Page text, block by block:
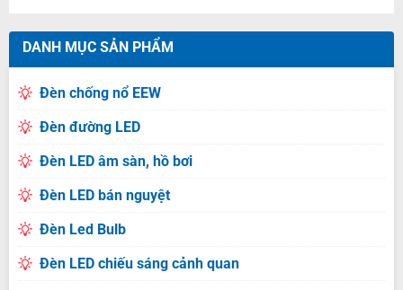
DANH MỤC SẢN PHẨM
Đèn chống nổ EEW
Đèn đường LED
Đèn LED âm sàn, hồ bơi
Đèn LED bán nguyệt
Đèn Led Bulb
Đèn LED chiếu sáng cảnh quan